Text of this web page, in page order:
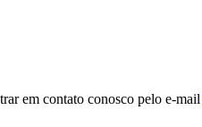
em contato conosco pelo e-mail